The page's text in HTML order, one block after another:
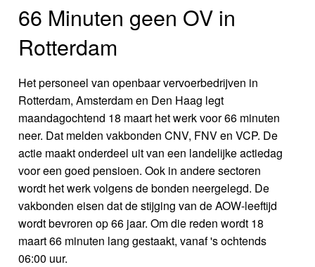
66 Minuten geen OV in
Rotterdam
Het personeel van openbaar vervoerbedrijven in
Rotterdam, Amsterdam en Den Haag legt
maandagochtend 18 maart het werk voor 66 minuten
neer. Dat melden vakbonden CNV, FNV en VCP. De
actie maakt onderdeel uit van een landelijke actiedag
voor een goed pensioen. Ook in andere sectoren
wordt het werk volgens de bonden neergelegd. De
vakbonden eisen dat de stijging van de AOW-leeftijd
wordt bevroren op 66 jaar. Om die reden wordt 18
maart 66 minuten lang gestaakt, vanaf 's ochtends
06:00 uur.